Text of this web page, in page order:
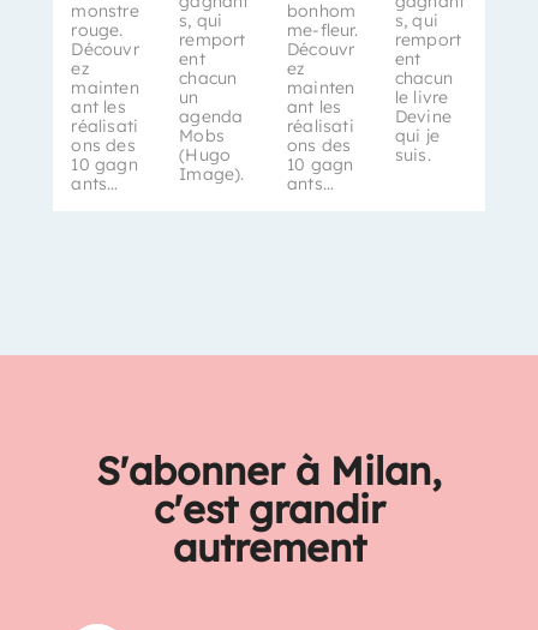
monstre
rouge.
Découvr
ez
mainten
ant les
réalisati
ons des
10 gagn
ants…
s, qui
remport
ent
chacun
un
agenda
Mobs
(Hugo
Image).
bonhom
me-fleur.
Découvr
ez
mainten
ant les
réalisati
ons des
10 gagn
ants…
s, qui
remport
ent
chacun
le livre
Devine
qui je
suis.
S'abonner à Milan,
c'est grandir
autrement